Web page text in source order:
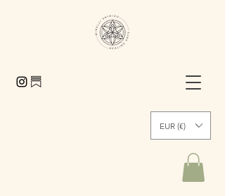
EUR (€)